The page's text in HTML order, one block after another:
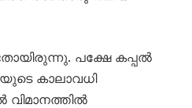
പക്ഷേ കപ്പൽ
കാലാവധി
വിമാനത്തിൽ